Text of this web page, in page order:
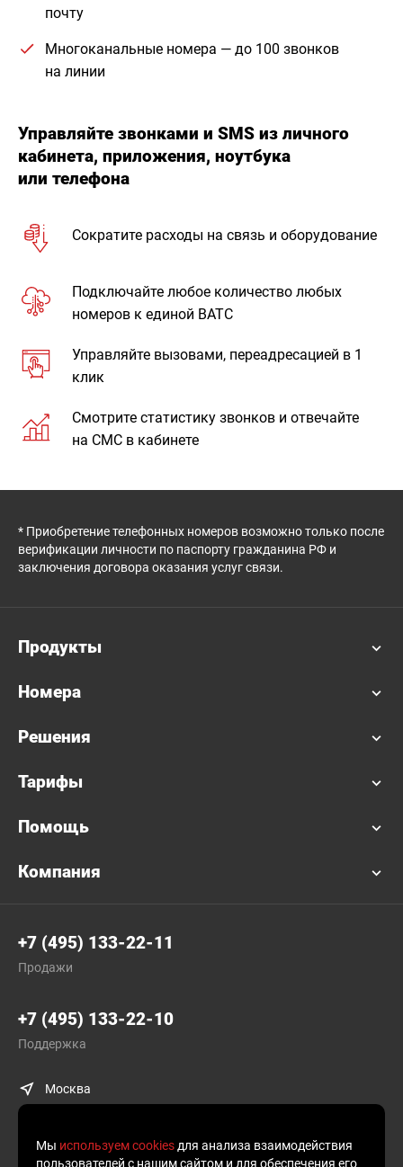
почту
Многоканальные номера — до 100 звонков
на линии
Управляйте звонками и SMS из личного
кабинета, приложения, ноутбука
или телефона
Сократите расходы на связь и оборудование
Подключайте любое количество любых
номеров к единой ВАТС
Управляйте вызовами, переадресацией в 1
клик
Смотрите статистику звонков и отвечайте
на СМС в кабинете
* Приобретение телефонных номеров возможно только после
верификации личности по паспорту гражданина РФ и
заключения договора оказания услуг связи.
Продукты
Номера
Решения
Тарифы
Помощь
Компания
+7 (495) 133-22-11
Продажи
+7 (495) 133-22-10
Поддержка
Москва
Мы используем cookies для анализа взаимодействия
пользователей с нашим сайтом и для обеспечения его